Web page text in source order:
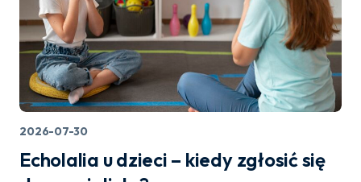
2026-07-30
Echolalia u dzieci – kiedy zgłosić się